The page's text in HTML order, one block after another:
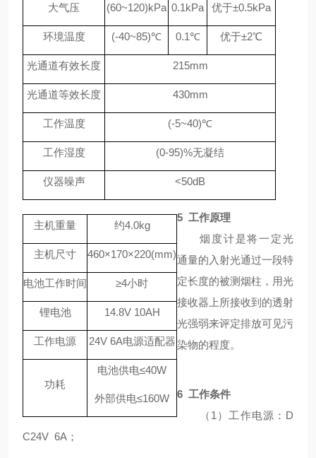
大气压 (60~120)kPa 0.1kPa 优于±0.5kPa
环境温度 (-40~85)℃ 0.1℃ 优于±2℃
光通道有效长度 215mm
光通道等效长度 430mm
工作温度 (-5~40)℃
工作湿度 (0-95)%无凝结
仪器噪声 <50dB
主机重量 约4.0kg
主机尺寸 460×170×220(mm)
电池工作时间 ≥4小时
锂电池 14.8V 10AH
工作电源 24V 6A电源适配器
功耗
电池供电≤40W
外部供电≤160W
5 工作原理
烟度计是将一定光
通量的入射光通过一段特
定长度的被测烟柱，用光
接收器上所接收到的透射
光强弱来评定排放可见污
染物的程度。
6 工作条件
（ 1 ） 工作电源： D
C24V 6A ；